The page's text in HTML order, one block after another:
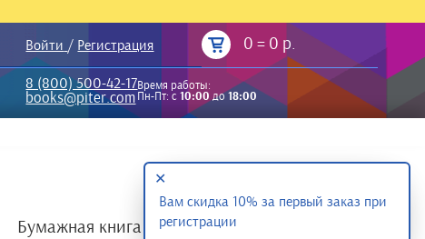
Войти / Регистрация 0 = 0 р.
8 (800) 500-42-17
books@piter.com
Время работы:
Пн-Пт: с10:00до18:00
Бумажная книга
Вам скидка 10% за первый заказ при
регистрации
✕